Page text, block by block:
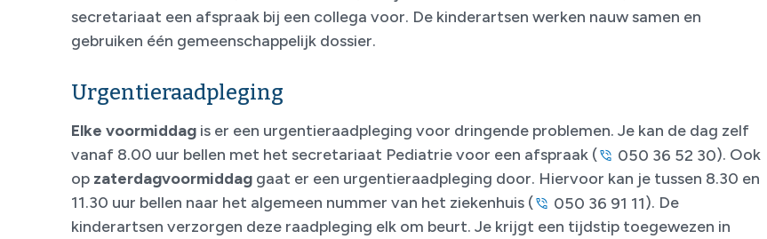
secretariaat een afspraak bij een collega voor. De kinderartsen werken nauw samen en
gebruiken één gemeenschappelijk dossier.
Urgentieraadpleging
Elke voormiddag is er een urgentieraadpleging voor dringende problemen. Je kan de dag zelf
vanaf 8.00 uur bellen met het secretariaat Pediatrie voor een afspraak (
050 36 52 30). Ook
op zaterdagvoormiddag gaat er een urgentieraadpleging door. Hiervoor kan je tussen 8.30 en
11.30 uur bellen naar het algemeen nummer van het ziekenhuis (
050 36 91 11). De
kinderartsen verzorgen deze raadpleging elk om beurt. Je krijgt een tijdstip toegewezen in